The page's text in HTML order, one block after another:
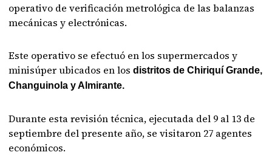
operativo de verificación metrológica de las balanzas
mecánicas y electrónicas.
Este operativo se efectuó en los supermercados y
minisúper ubicados en losdistritos de Chiriquí Grande,
Changuinola y Almirante.
Durante esta revisión técnica, ejecutada del 9 al 13 de
septiembre del presente año, se visitaron 27 agentes
económicos.